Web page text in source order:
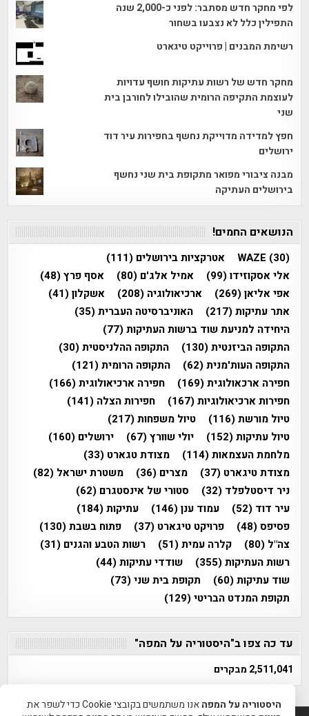
לפי מחקר חדש מסתבר: לפני כ-2,000 שנה
התפילין כלל לא נצבעו בשחור
רשימת המבנים | פרוייקט טיגארט
מחקר חדש של רשות עתיקות חושף עדויות
לעוצמת התקיפה הרומית שהובילו לחורבן בית
שני
חפץ למדידה מדוייקת נחשף בחפירות עיר דוד
ירושלים
מבנה ציבורי מפואר מתקופת בית שני נחשף
בירושלים העתיקה
הנושאים החמים!
WAZE (30) אטרקציות בירושלים (111)
אלי אסקוזידו(99) אמיל אלג'ם (80) אסף פרץ(48)
אפי אליאן(269) ארכיאולוגיה (208) אשקלון(41)
אתר עתיקות(217) האוניברסיטה העברית(35)
היחידה למניעת שוד ברשות העתיקות(77)
התקופה הביזנטית(130) התקופה ההלניסטית(30)
התקופה העות'מנית(62) התקופה הרומית(121)
חפירה ארכאולוגית(169) חפירה ארכיאולוגית(166)
חפירות ארכיאולוגיות(167) חפירות הצלה (141)
טיול מורשת(116) טיול משפחות(217)
טיול עתיקות(152) יולי שוורץ(67) ירושלים (160)
מלחמת העצמאות(114) מצודת טגארט (33)
מצודת טיגארט (37) מצרים (36) משטרת ישראל (82)
ניר דיסטלפלד (32) סטורי של אינסטגרם (62)
עיר דוד (52) עמוד ענן(146) עתיקות(184)
פסיפס(48) פרויקט טיגארט (37) פתוח בשבת(130)
צה"ל (80) קלרה עמית(51) רשות הטבע והגנים (31)
רשות העתיקות(355) שודדי עתיקות(44)
שוד עתיקות(60) תקופת בית שני(73)
תקופת המנדט הבריטי(129)
עד כה צפו ב"היסטוריה על המפה"
2,511,041 מבקרים
היסטוריה על המפה
אנו משתמשים בקובצי Cookie כדי לשפר את